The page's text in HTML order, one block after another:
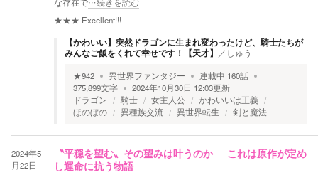
★★★ Excellent!!!
【かわいい】突然ドラゴンに生まれ変わったけど、騎士たちが
みんなご飯をくれて幸せです！【天才】
／ しゅう
★942 異世界ファンタジー 連載中 160話
375,899文字 2024年10月30日 12:03更新
ドラゴン
騎士 女主人公
かわいいは正義
ほのぼの
異種族交流 異世界転生 剣と魔法
2024年5
月22日
〝平穏を望む〟その望みは叶うのか──これは原作が定め
し運命に抗う物語